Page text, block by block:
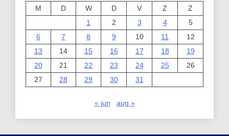
M
D W D V Z
Z
1
2 3 4
5
6
7 8 9 10 11
12
13
14 15 16 17 18
19
20
21 22 23 24 25
26
27
28 29 30 31
« jun aug »